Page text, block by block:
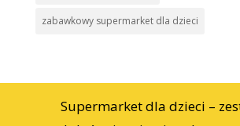
zabawkowy supermarket dla dzieci
Supermarket dla dzieci –